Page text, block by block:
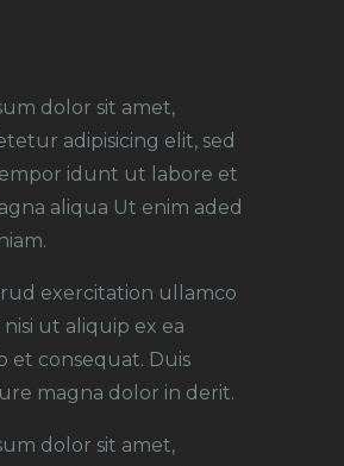
dolor sit amet,
adipisicing elit, sed
idunt ut labore et
aliqua Ut enim aded
exercitation ullamco
nisi ut aliquip ex ea
et consequat. Duis
magna dolor in derit.
dolor sit amet,